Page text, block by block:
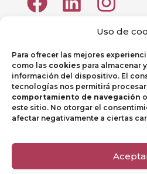
Uso de
Para ofrecer las mejores
como las cookies para almacenar
información del dispositivo. El
tecnologías nos permitirá procesar
comportamiento de navegación
este sitio. No otorgar el
afectar negativamente a ciertas
Aviso legal
Política de Privacidad
Política de Cookies